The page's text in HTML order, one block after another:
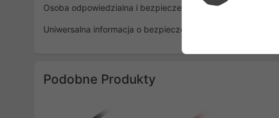
Osoba odpowiedzialna i bezpieczeństwo
Uniwersalna informacja o bezpieczeństwie
Podobne Produkty